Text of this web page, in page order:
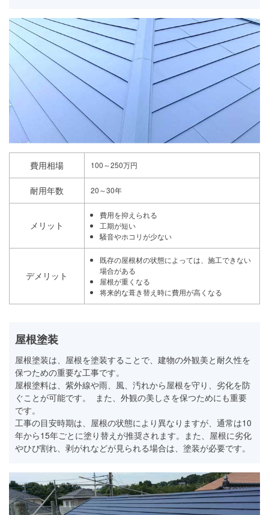
費用相場 100～250万円
耐用年数 20～30年
メリット
費用を抑えられる
工期が短い
騒音やホコリが少ない
デメリット
既存の屋根材の状態によっては、施工できない
場合がある
屋根が重くなる
将来的な葺き替え時に費用が高くなる
屋根塗装
屋根塗装は、屋根を塗装することで、建物の外観美と耐久性を
保つための重要な工事です。
屋根塗料は、紫外線や雨、風、汚れから屋根を守り、劣化を防
ぐことが可能です。 また、外観の美しさを保つためにも重要
です。
工事の目安時期は、屋根の状態により異なりますが、通常は10
年から15年ごとに塗り替えが推奨されます。また、屋根に劣化
やひび割れ、剥がれなどが見られる場合は、塗装が必要です。